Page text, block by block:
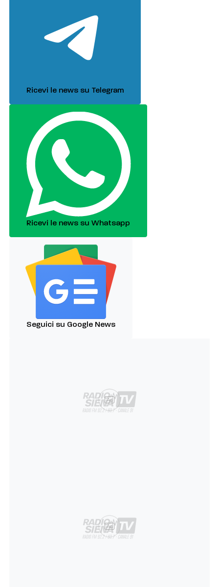
Ricevi le news su Telegram
Ricevi le news su Whatsapp
Seguici su Google News
Ad
Ad